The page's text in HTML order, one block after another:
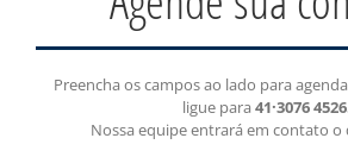
Preencha os campos ao lado para
ligue para 41·3076
Nossa equipe entrará em contato o